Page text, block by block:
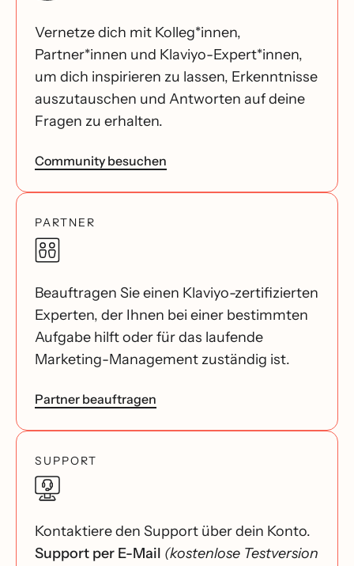
Vernetze dich mit Kolleg*innen,
Partner*innen und Klaviyo-Expert*innen,
um dich inspirieren zu lassen, Erkenntnisse
auszutauschen und Antworten auf deine
Fragen zu erhalten.
Community besuchen
PARTNER
Beauftragen Sie einen Klaviyo-zertifizierten
Experten, der Ihnen bei einer bestimmten
Aufgabe hilft oder für das laufende
Marketing-Management zuständig ist.
Partner beauftragen
SUPPORT
Kontaktiere den Support über dein Konto.
Support per E-Mail (kostenlose Testversion